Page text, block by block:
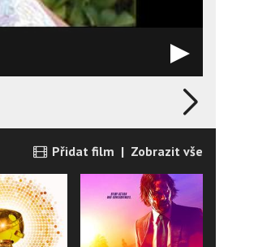
Přidat film | Zobrazit vše